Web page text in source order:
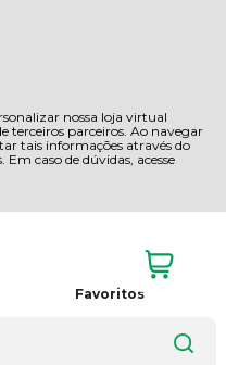
nossa loja virtual
terceiros parceiros. Ao navegar
tais informações através do
caso de dúvidas, acesse
Favoritos